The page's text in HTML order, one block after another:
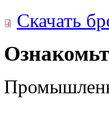
Скачать